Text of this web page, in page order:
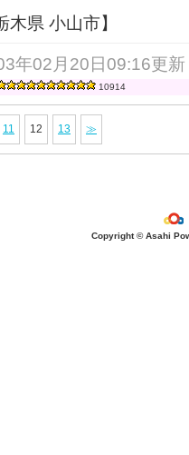
木県 小山市】
年02月20日09:16更新
10914
11 12 13 ≫
Copyright © Asahi